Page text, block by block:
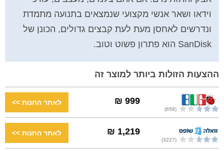
וידאו ושאר אנשי מקצועי שנמצאים בתנועה מתמדת
ונדרשים לאחסן מעת לעת קבצים גדולים, הכונן של
SanDisk הוא פתרון פשוט וטוב.
ההצעות הזולות ביותר למוצר זה
(658)
999 ₪
(3227)
1,219 ₪